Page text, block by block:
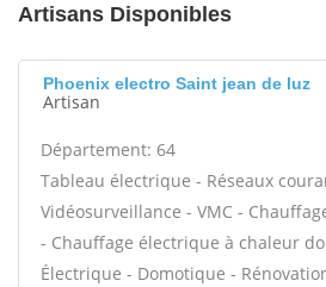
Artisans Disponibles
Phoenix electro Saint jean de luz
Artisan
Département: 64
Tableau électrique - Réseaux
Vidéosurveillance - VMC -
- Chauffage électrique à chaleur
Électrique - Domotique -